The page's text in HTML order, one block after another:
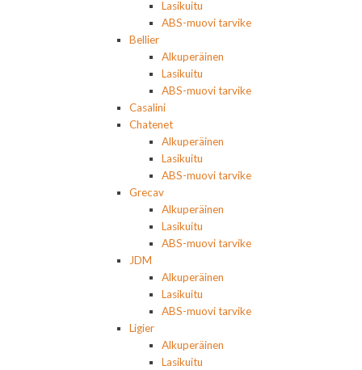
Lasikuitu
ABS-muovi tarvike
Bellier
Alkuperäinen
Lasikuitu
ABS-muovi tarvike
Casalini
Chatenet
Alkuperäinen
Lasikuitu
ABS-muovi tarvike
Grecav
Alkuperäinen
Lasikuitu
ABS-muovi tarvike
JDM
Alkuperäinen
Lasikuitu
ABS-muovi tarvike
Ligier
Alkuperäinen
Lasikuitu